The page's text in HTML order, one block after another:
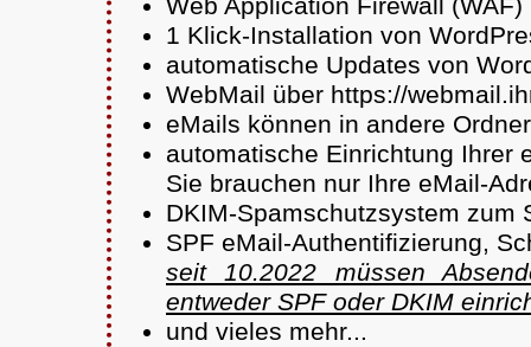
Web Application Firewall (WAF)
1 Klick-Installation von
automatische Updates von
WebMail über https://
eMails können in andere
automatische Einrichtung Ihrer
Sie brauchen nur Ihre eMail-
DKIM-Spamschutzsystem zum
SPF eMail-Authentifizierung,
seit 10.2022 müssen
entweder SPF oder DKIM
und vieles mehr...